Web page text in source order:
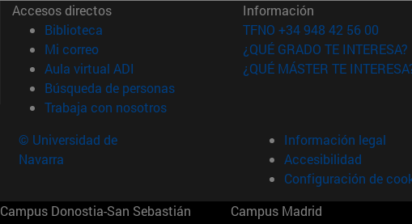
Accesos directos
Biblioteca (abre en nueva ventana)
Mi correo(abre en nueva ventana)
Aula virtual ADI (abre en nueva ventana)
Búsqueda de personas(abre en nueva ventana)
Trabaja con nosotros(abre en nueva ventana)
Información
TFNO +34 948 42 56 00
¿QUÉ GRADO TE INTERESA?
¿QUÉ MÁSTER TE
© Universidad de
Navarra
Información legal
Accesibilidad
Configuración de
Campus Donostia-San Sebastián
Campus Madrid